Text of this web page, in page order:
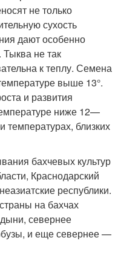
не только
сухость
дают особенно
не так
к теплу. Семена
выше 13°.
и развития
ниже 12—
температурах, близких
бахчевых культур
Краснодарский
республики.
на бахчах
севернее
и еще севернее —